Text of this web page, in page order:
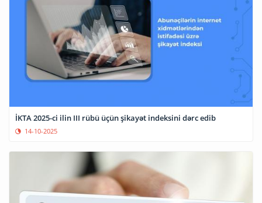
İKTA 2025-ci ilin III rübü üçün şikayət indeksini dərc edib
14-10-2025